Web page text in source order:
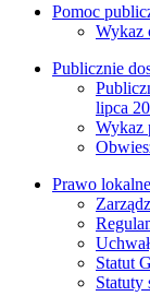
Pomoc
Wykaz
Publicznie
lipca
Wykaz
Prawo lokalne
Statut
Statuty